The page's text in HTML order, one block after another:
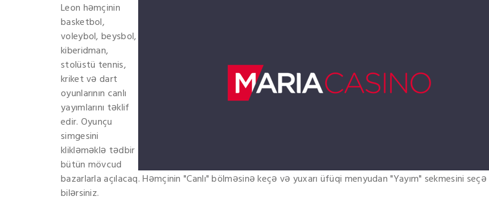
Leon həmçinin
basketbol, ​​
voleybol, beysbol,
kiberidman,
stolüstü tennis,
kriket və dart
oyunlarının canlı
yayımlarını təklif
edir. Oyunçu
simgesini
klikləməklə tədbir
bütün mövcud
bazarlarla açılacaq. Həmçinin "Canlı" bölməsinə keçə və yuxarı üfüqi menyudan "Yayım" sekmesini seçə
bilərsiniz.